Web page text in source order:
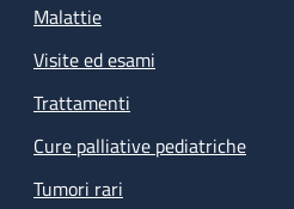
Malattie
Visite ed esami
Trattamenti
Cure palliative pediatriche
Tumori rari